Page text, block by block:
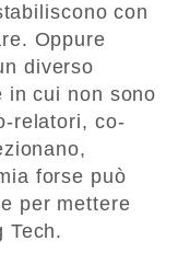
con
Oppure
diverso
in cui non sono
relatori, co-
forse può
per mettere
Tech.